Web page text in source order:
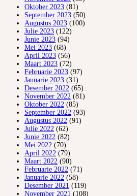
Oktober 2023 (81)
September 2023 (50)
Augustus 2023 (100)
Julie 2023 (122)
Junie 2023 (94)
Mei 2023 (68)
April 2023 (56)
Maart 2023 (72)
Februarie 2023 (97)
Januarie 2023 (31)
Desember 2022 (65)
November 2022 (81)
Oktober 2022 (85)
September 2022 (93)
Augustus 2022 (91)
Julie 2022 (62)
Junie 2022 (82)
Mei 2022 (70)
April 2022 (79)
Maart 2022 (90)
Februarie 2022 (71)
Januarie 2022 (58)
Desember 2021 (119)
November 2021 (108)